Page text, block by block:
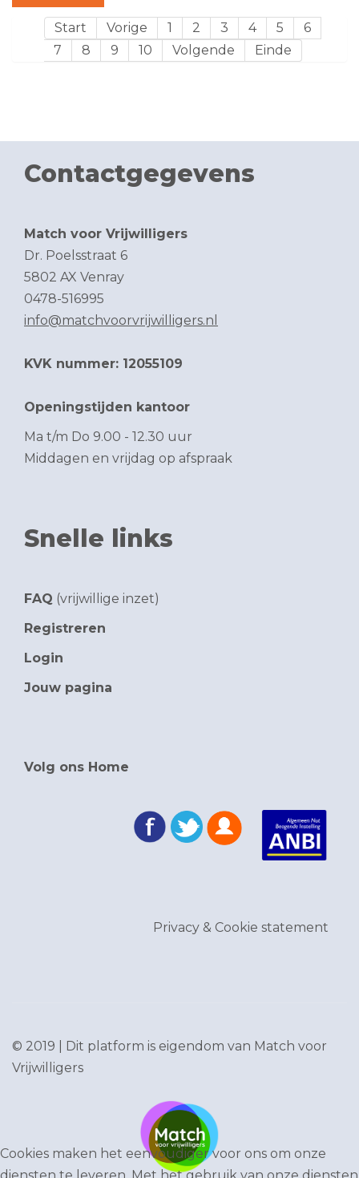
Start Vorige 1 2 3 4 5
6
7
8 9 10 Volgende Einde
Contactgegevens
Match voor Vrijwilligers
Dr. Poelsstraat 6
5802 AX Venray
0478-516995
info@matchvoorvrijwilligers.nl
KVK nummer: 12055109
Openingstijden kantoor
Ma t/m Do 9.00 - 12.30 uur
Middagen en vrijdag op afspraak
Snelle links
FAQ (vrijwillige inzet)
Registreren
Login
Jouw pagina
Volg ons Home
Privacy & Cookie statement
© 2019 | Dit platform is eigendom van Match voor
Vrijwilligers
Cookies maken het eenvoudiger voor ons om onze